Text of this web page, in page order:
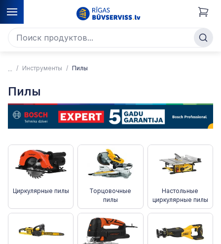
Инструменты Пилы
Пилы
Циркулярные пилы
Торцовочные
пилы
Настольные
циркулярные пилы